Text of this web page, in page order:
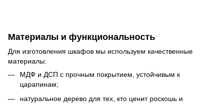
Материалы и функциональность
Для изготовления шкафов мы используем качественные
материалы:
МДФ и ДСП с прочным покрытием, устойчивым к
царапинам;
натуральное дерево для тех, кто ценит роскошь и